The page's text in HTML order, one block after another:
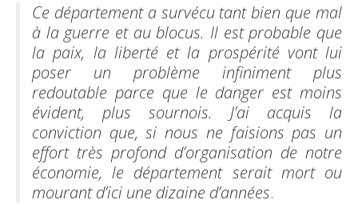
Ce département a survécu tant bien que mal
à la guerre et au blocus. Il est probable que
la paix, la liberté et la prospérité vont lui
poser un problème infiniment plus
redoutable parce que le danger est moins
évident, plus sournois. J’ai acquis la
conviction que, si nous ne faisions pas un
effort très profond d’organisation de notre
économie, le département serait mort ou
mourant d’ici une dizaine d’années.